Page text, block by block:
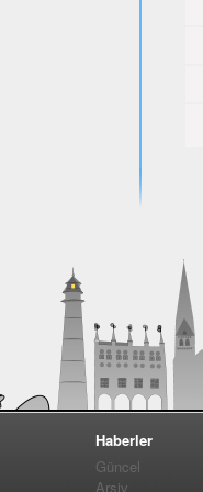
Haberler
Güncel
Arşiv